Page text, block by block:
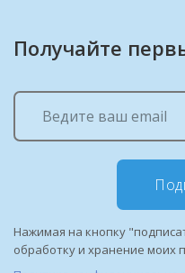
Получайте
Нажимая на кнопку
обработку и хранение моих